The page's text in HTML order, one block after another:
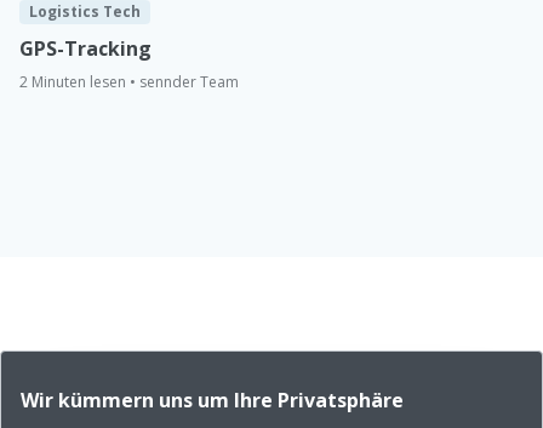
Wir kümmern uns um Ihre Privatsphäre
Logistics Tech
GPS-Tracking
2 Minuten lesen • sennder Team